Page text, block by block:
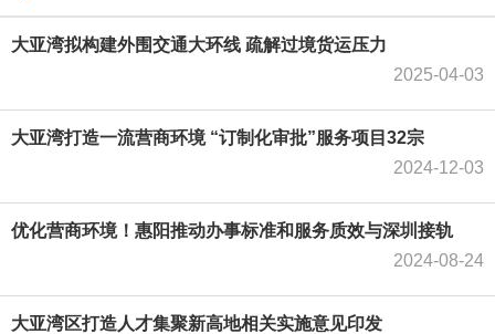
大亚湾拟构建外围交通大环线 疏解过境货运压力
2025-04-03
大亚湾打造一流营商环境 “订制化审批”服务项目32宗
2024-12-03
优化营商环境！惠阳推动办事标准和服务质效与深圳接轨
2024-08-24
大亚湾区打造人才集聚新高地相关实施意见印发